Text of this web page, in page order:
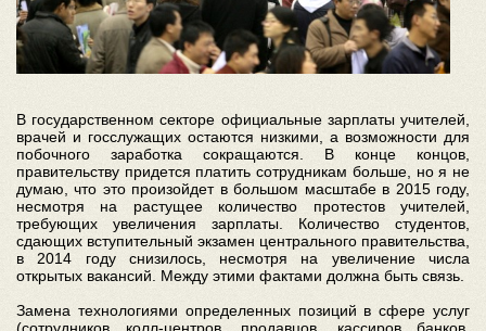
В государственном секторе официальные зарплаты учителей,
врачей и госслужащих остаются низкими, а возможности для
побочного заработка сокращаются. В конце концов,
правительству придется платить сотрудникам больше, но я не
думаю, что это произойдет в большом масштабе в 2015 году,
несмотря на растущее количество протестов учителей,
требующих увеличения зарплаты. Количество студентов,
сдающих вступительный экзамен центрального правительства,
в 2014 году снизилось, несмотря на увеличение числа
открытых вакансий. Между этими фактами должна быть связь.
Замена технологиями определенных позиций в сфере услуг